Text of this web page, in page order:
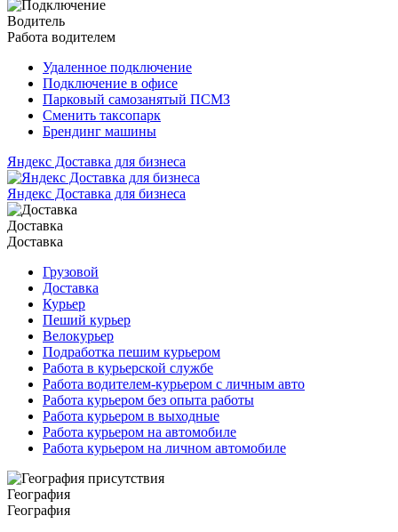
Водитель
Работа водителем
Удаленное подключение
Подключение в офисе
Парковый самозанятый ПСМЗ
Сменить таксопарк
Брендинг машины
Яндекс Доставка для бизнеса
Яндекс Доставка для бизнеса
Доставка
Доставка
Грузовой
Доставка
Курьер
Пеший курьер
Велокурьер
Подработка пешим курьером
Работа в курьерской службе
Работа водителем-курьером с личным авто
Работа курьером без опыта работы
Работа курьером в выходные
Работа курьером на автомобиле
Работа курьером на личном автомобиле
География
География